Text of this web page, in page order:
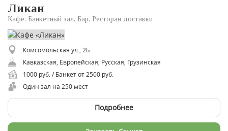
Ликан
Кафе, Банкетный зал, Бар, Ресторан доставки
Комсомольская ул., 2Б
Кавказская, Европейская, Русская, Грузинская
1000 руб. / Банкет от 2500 руб.
Один зал на 250 мест
Подробнее